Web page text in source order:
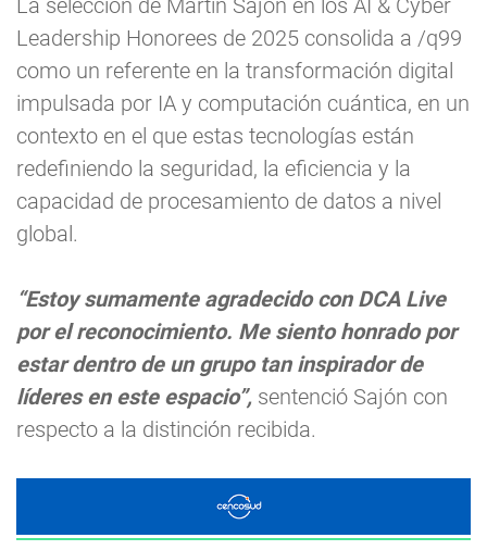
La selección de Martín Sajón en los AI & Cyber
Leadership Honorees de 2025 consolida a /q99
como un referente en la transformación digital
impulsada por IA y computación cuántica, en un
contexto en el que estas tecnologías están
redefiniendo la seguridad, la eficiencia y la
capacidad de procesamiento de datos a nivel
global.
“Estoy sumamente agradecido con DCA Live
por el reconocimiento. Me siento honrado por
estar dentro de un grupo tan inspirador de
líderes en este espacio”, sentenció Sajón con
respecto a la distinción recibida.